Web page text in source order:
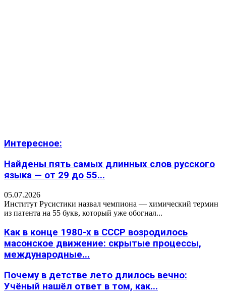
Интересное:
Найдены пять самых длинных слов русского
языка — от 29 до 55...
05.07.2026
Институт Русистики назвал чемпиона — химический термин
из патента на 55 букв, который уже обогнал...
Как в конце 1980-х в СССР возродилось
масонское движение: скрытые процессы,
международные...
Почему в детстве лето длилось вечно:
Учёный нашёл ответ в том, как...